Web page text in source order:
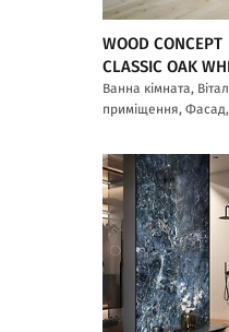
WOOD CONCEPT
CLASSIC OAK
Ванна кімната,
приміщення, Фасад,